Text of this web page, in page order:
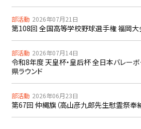
部活動 2026年07月21日
第108回 全国高等学校野球選手権 福岡大
部活動 2026年07月14日
令和8年度 天皇杯・皇后杯 全日本バレー
県ラウンド
部活動 2026年06月23日
第67回 仲縄旗（高山彦九郎先生慰霊祭奉